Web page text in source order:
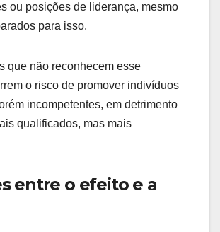
ou posições de liderança, mesmo
para isso.
que não reconhecem esse
o risco de promover indivíduos
incompetentes, em detrimento
qualificados, mas mais
entre o efeito e a